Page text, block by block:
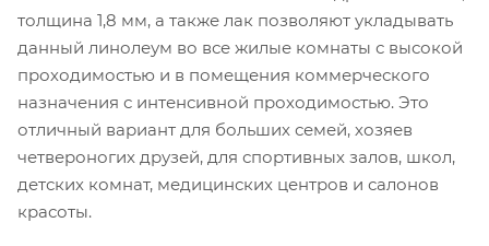
толщина 1,8 мм, а также лак позволяют укладывать
данный линолеум во все жилые комнаты с высокой
проходимостью и в помещения коммерческого
назначения с интенсивной проходимостью. Это
отличный вариант для больших семей, хозяев
четвероногих друзей, для спортивных залов, школ,
детских комнат, медицинских центров и салонов
красоты.